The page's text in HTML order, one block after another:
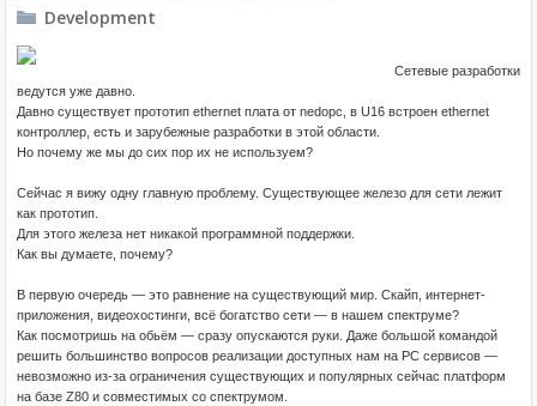
Development
Сетевые разработки
ведутся уже давно.
Давно существует прототип ethernet плата от nedopc, в U16 встроен ethernet
контроллер, есть и зарубежные разработки в этой области.
Но почему же мы до сих пор их не используем?
Сейчас я вижу одну главную проблему. Существующее железо для сети лежит
как прототип.
Для этого железа нет никакой программной поддержки.
Как вы думаете, почему?
В первую очередь — это равнение на существующий мир. Скайп, интернет-
приложения, видеохостинги, всё богатство сети — в нашем спектруме?
Как посмотришь на обьём — сразу опускаются руки. Даже большой командой
решить большинство вопросов реализации доступных нам на РС сервисов —
невозможно из-за ограничения существующих и популярных сейчас платформ
на базе Z80 и совместимых со спектрумом.